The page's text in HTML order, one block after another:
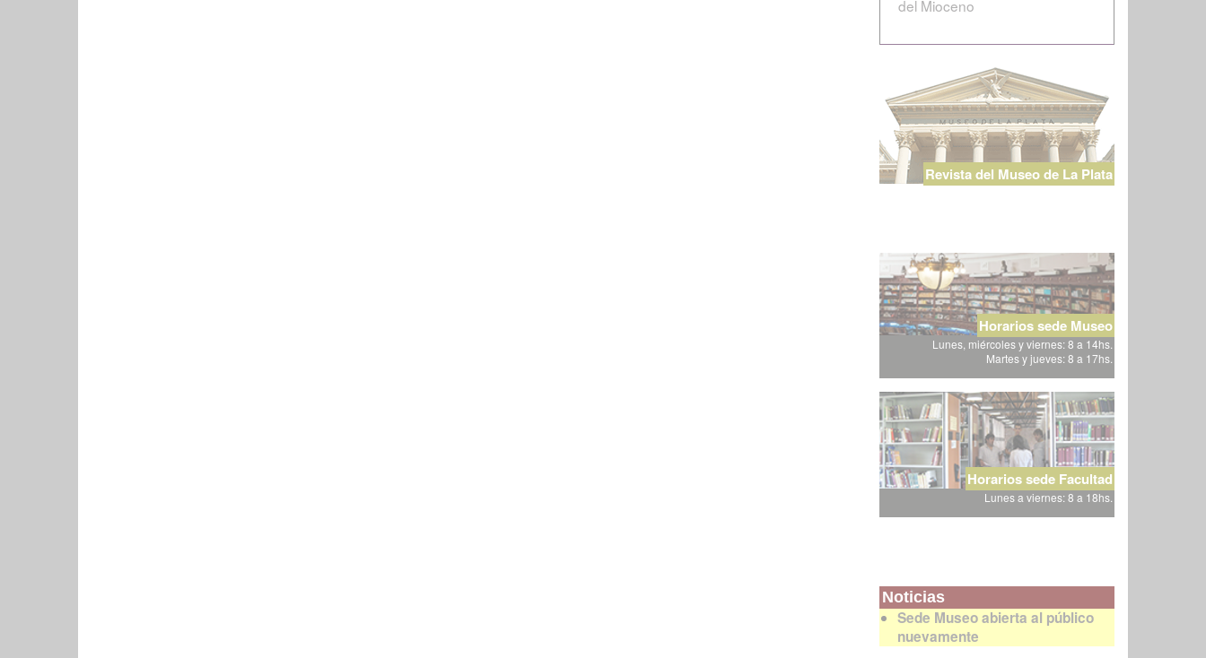
del Mioceno
Revista del Museo de La Plata
Horarios sede Museo
Lunes, miércoles y viernes: 8 a 14hs.
Martes y jueves: 8 a 17hs.
Horarios sede Facultad
Lunes a viernes: 8 a 18hs.
Noticias
Sede Museo abierta al público
nuevamente